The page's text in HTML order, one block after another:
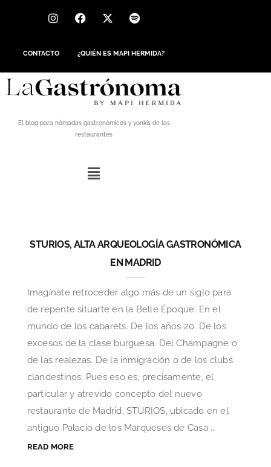
CONTACTO ¿QUIÉN ES MAPI HERMIDA?
El blog para nómadas gastronómicos y yonkis de los
restaurantes
STURIOS, ALTA ARQUEOLOGÍA GASTRONÓMICA
EN MADRID
Imagínate retroceder algo más de un siglo para
de repente situarte en la Belle Époque. En el
mundo de los cabarets. De los años 20. De los
excesos de la clase burguesa. Del Champagne o
de las realezas. De la inmigración o de los clubs
clandestinos. Pues eso es, precisamente, el
particular y atrevido concepto del nuevo
restaurante de Madrid, STURIOS, ubicado en el
antiguo Palacio de los Marqueses de Casa ...
READ MORE